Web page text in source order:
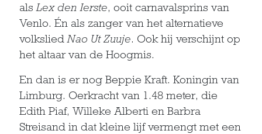
alsLex den Ierste, ooit carnavalsprins van
Venlo. Én als zanger van het alternatieve
volksliedNao Ut Zuuje. Ook hij verschijnt op
het altaar van de Hoogmis.
En dan is er nog Beppie Kraft. Koningin van
Limburg. Oerkracht van 1.48 meter, die
Edith Piaf, Willeke Alberti en Barbra
Streisand in dat kleine lijf vermengt met een